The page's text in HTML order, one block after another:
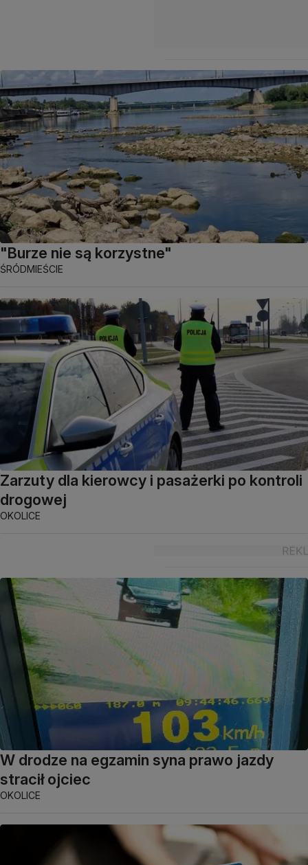
"Burze nie są korzystne"
ŚRÓDMIEŚCIE
Zarzuty dla kierowcy i pasażerki po kontroli
drogowej
OKOLICE
W drodze na egzamin syna prawo jazdy
stracił ojciec
OKOLICE